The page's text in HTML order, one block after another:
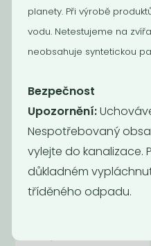
129Kč/ Kg
Leštidlo
planety. Při výrobě
vodu. Netestujeme na
neobsahuje syntetickou
Bezpečnost
Upozornění:
Nespotřebovaný
vylejte do kanalizace.
důkladném
tříděného odpadu.